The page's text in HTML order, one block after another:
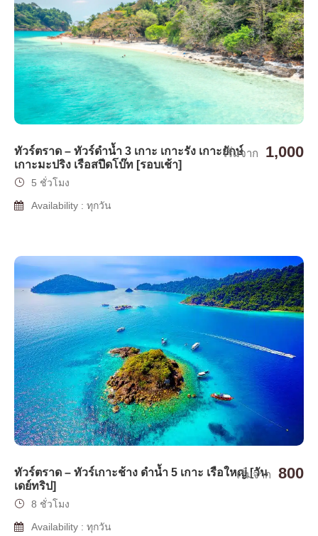
ทัวร์ตราด – ทัวร์ดำน้ำ 3 เกาะ เกาะรัง เกาะยักษ์
เกาะมะปริง เรือสปีดโบ๊ท [รอบเช้า]
เริ่มจาก 1,000
5 ชั่วโมง
Availability : ทุกวัน
ทัวร์ตราด – ทัวร์เกาะช้าง ดำน้ำ 5 เกาะ เรือใหญ่ [วัน
เดย์ทริป]
เริ่มจาก 800
8 ชั่วโมง
Availability : ทุกวัน